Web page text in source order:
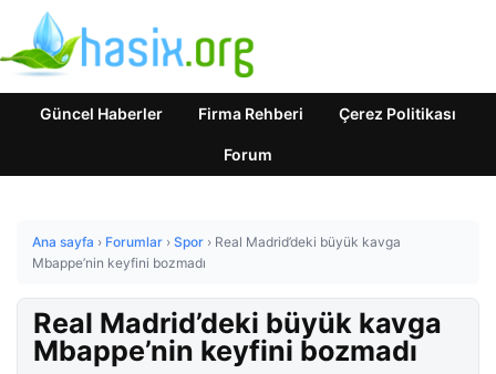
Güncel Haberler Firma Rehberi Çerez Politikası
Forum
Ana sayfa › Forumlar › Spor › Real Madrid’deki büyük kavga
Mbappe’nin keyfini bozmadı
Real Madrid’deki büyük kavga
Mbappe’nin keyfini bozmadı